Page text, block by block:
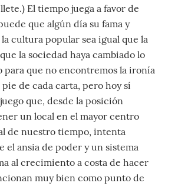
El tiempo juega a favor de
que algún día su fama y
cultura popular sea igual que la
la sociedad haya cambiado lo
que no encontremos la ironía
de cada carta, pero hoy sí
que, desde la posición
un local en el mayor centro
de nuestro tiempo, intenta
el ansia de poder y un sistema
al crecimiento a costa de hacer
muy bien como punto de